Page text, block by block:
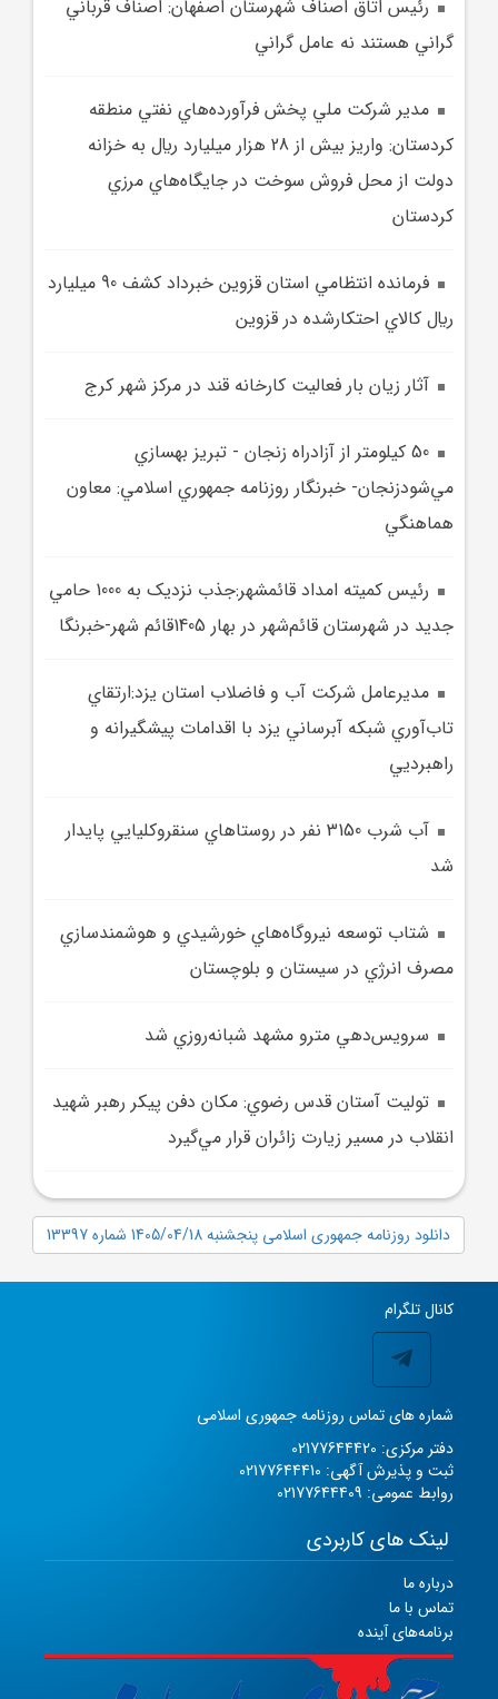
رئيس اتاق اصناف شهرستان اصفهان: اصناف قرباني
گراني هستند نه عامل گراني
مدير شرکت ملي پخش فرآورده‌هاي نفتي منطقه
کردستان: واريز بيش از 28 هزار ميليارد ريال به خزانه
دولت از محل فروش سوخت در جايگاه‌هاي مرزي
کردستان
فرمانده انتظامي استان قزوين خبرداد کشف 90 ميليارد
ريال کالاي احتکارشده در قزوين
آثار زيان بار فعاليت کارخانه قند در مرکز شهر کرج
50 کيلومتر از آزادراه زنجان - تبريز بهسازي
مي‌شودزنجان- خبرنگار روزنامه جمهوري اسلامي: معاون
هماهنگي
رئيس کميته امداد قائمشهر:جذب نزديک به 1000 حامي
جديد در شهرستان قائم‌شهر در بهار 1405قائم شهر-خبرنگا
مديرعامل شرکت آب و فاضلاب استان يزد:ارتقاي
تاب‌آوري شبکه آبرساني يزد با اقدامات پيشگيرانه و
راهبرديي
آب شرب 3150 نفر در روستاهاي سنقروکليايي پايدار
شد
شتاب توسعه نيروگاه‌هاي خورشيدي و هوشمندسازي
مصرف انرژي در سيستان و بلوچستان
سرويس‌دهي مترو مشهد شبانه‌روزي شد
توليت آستان قدس رضوي: مکان دفن پيکر رهبر شهيد
انقلاب در مسير زيارت زائران قرار مي‌گيرد
دانلود روزنامه جمهوری اسلامی پنجشنبه 1405/04/18 شماره 13397
کانال تلگرام
شماره های تماس روزنامه جمهوری اسلامی
دفتر مرکزی: 02177644420
ثبت و پذیرش آگهی: 02177644410
روابط عمومی: 02177644409
لینک های کاربردی
درباره ما
تماس با ما
برنامه‌های آینده